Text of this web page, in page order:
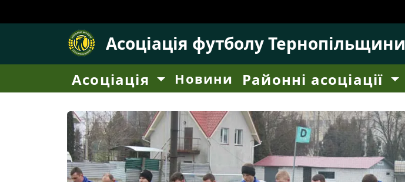
Асоціація футболу Тернопільщини
Асоціація Новини Районні асоціації